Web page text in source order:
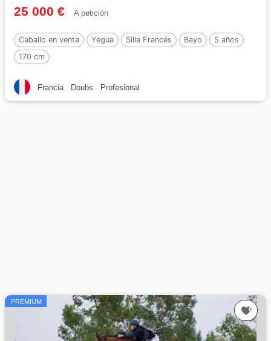
25 000 € A petición
Caballo en venta Yegua Silla Francés Bayo
5 años
170 cm
Francia Doubs Profesional
PREMIUM